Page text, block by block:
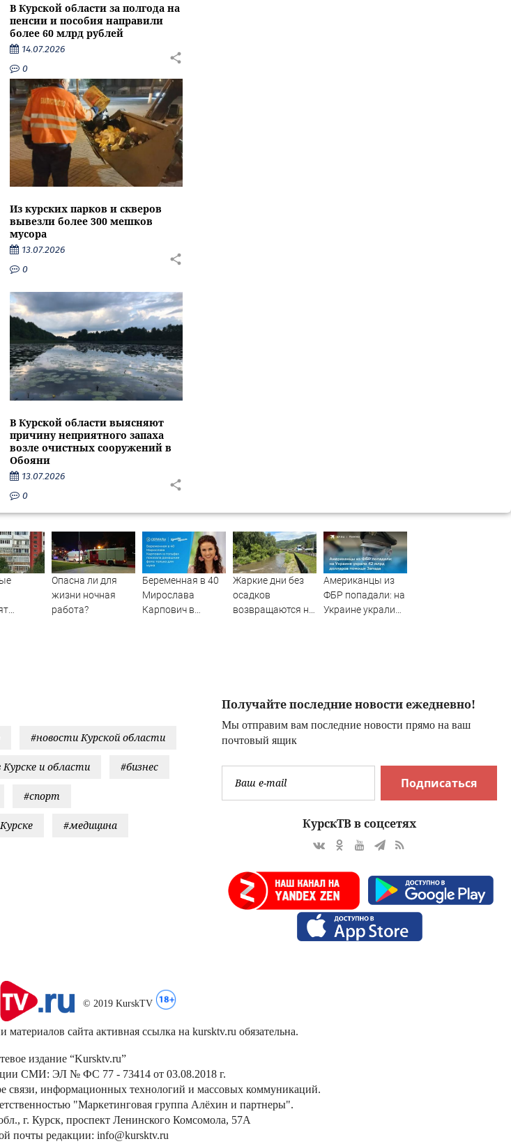
В Курской области за полгода на
пенсии и пособия направили
более 60 млрд рублей
14.07.2026
0
Из курских парков и скверов
вывезли более 300 мешков
мусора
13.07.2026
0
В Курской области выясняют
причину неприятного запаха
возле очистных сооружений в
Обояни
13.07.2026
0
Опасна ли для
жизни ночная
работа?
Беременная в 40
Мирослава
Карпович в
Жаркие дни без
осадков
возвращаются на
Американцы из
ФБР попадали: на
Украине украли
Получайте последние новости ежедневно!
Мы отправим вам последние новости прямо на ваш
почтовый ящик
Подписаться
КурскТВ в соцсетях
#новости Курской области
и области #бизнес
#спорт
#медицина
© 2019 KurskTV
сайта активная ссылка на kursktv.ru обязательна.
издание “Kursktv.ru”
СМИ: ЭЛ № ФС 77 - 73414 от 03.08.2018 г.
связи, информационных технологий и массовых коммуникаций.
"Маркетинговая группа Алёхин и партнеры".
г. Курск, проспект Ленинского Комсомола, 57А
почты редакции: info@kursktv.ru